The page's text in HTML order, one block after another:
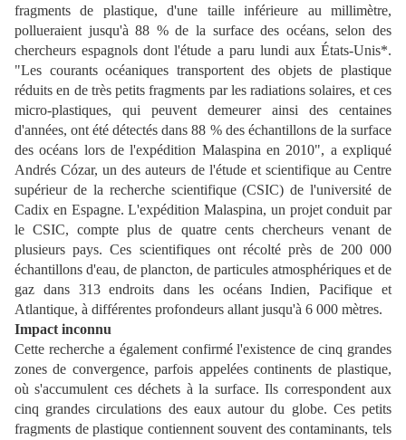
fragments de plastique, d'une taille inférieure au millimètre,
pollueraient jusqu'à 88 % de la surface des océans, selon des
chercheurs espagnols dont l'étude a paru lundi aux États-Unis*.
"Les courants océaniques transportent des objets de plastique
réduits en de très petits fragments par les radiations solaires, et ces
micro-plastiques, qui peuvent demeurer ainsi des centaines
d'années, ont été détectés dans 88 % des échantillons de la surface
des océans lors de l'expédition Malaspina en 2010", a expliqué
Andrés Cózar, un des auteurs de l'étude et scientifique au Centre
supérieur de la recherche scientifique (CSIC) de l'université de
Cadix en Espagne. L'expédition Malaspina, un projet conduit par
le CSIC, compte plus de quatre cents chercheurs venant de
plusieurs pays. Ces scientifiques ont récolté près de 200 000
échantillons d'eau, de plancton, de particules atmosphériques et de
gaz dans 313 endroits dans les océans Indien, Pacifique et
Atlantique, à différentes profondeurs allant jusqu'à 6 000 mètres.
Impact inconnu
Cette recherche a également confirmé l'existence de cinq grandes
zones de convergence, parfois appelées continents de plastique,
où s'accumulent ces déchets à la surface. Ils correspondent aux
cinq grandes circulations des eaux autour du globe. Ces petits
fragments de plastique contiennent souvent des contaminants, tels